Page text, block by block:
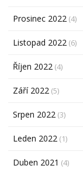
Prosinec 2022 (4)
Listopad 2022 (6)
Říjen 2022 (4)
Září 2022 (5)
Srpen 2022 (3)
Leden 2022 (1)
Duben 2021 (4)